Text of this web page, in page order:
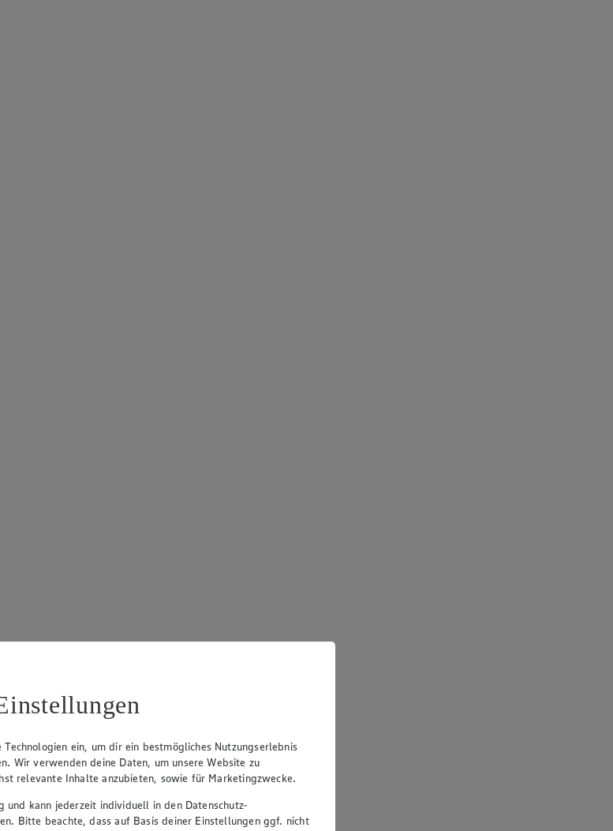
Technologien ein, um dir ein bestmögliches Nutzungserlebnis
Wir verwenden deine Daten, um unsere Website zu
relevante Inhalte anzubieten, sowie für Marketingzwecke.
kann jederzeit individuell in den Datenschutz-
Bitte beachte, dass auf Basis deiner Einstellungen ggf. nicht